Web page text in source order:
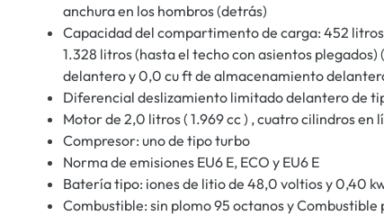
anchura en los hombros (detrás)
Capacidad del compartimento de carga: 452
1.328 litros (hasta el techo con asientos
delantero y 0,0 cu ft de almacenamiento
Diferencial deslizamiento limitado delantero de
Motor de 2,0 litros ( 1.969 cc ) , cuatro cilindros en
Compresor: uno de tipo turbo
Norma de emisiones EU6 E, ECO y EU6 E
Batería tipo: iones de litio de 48,0 voltios y 0,40
Combustible: sin plomo 95 octanos y